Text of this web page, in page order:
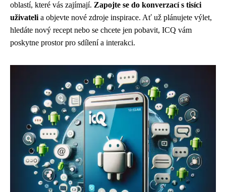
oblastí, které vás zajímají. Zapojte se do konverzací s tisíci
uživateli a objevte nové zdroje inspirace. Ať už plánujete výlet,
hledáte nový recept nebo se chcete jen pobavit, ICQ vám
poskytne prostor pro sdílení a interakci.